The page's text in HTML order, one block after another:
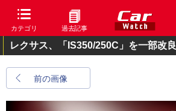
カテゴリ 過去記事
レクサス、「IS350/250C」を一部改良
前の画像